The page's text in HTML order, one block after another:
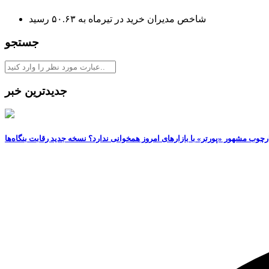
شاخص مدیران خرید در تیرماه به ۵۰.۶۳ رسید
جستجو
جدیدترین خبر
مشهور «پورتر» با بازارهای امروز همخوانی ندارد؟ نسخه جدید رقابت‌ بنگاه‌ها